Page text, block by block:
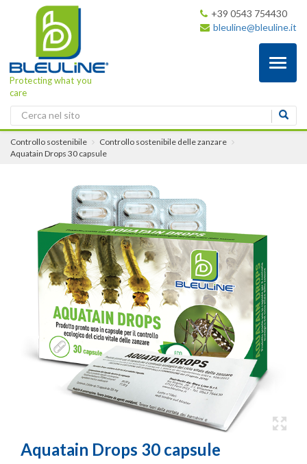
Protecting what you
care
+39 0543 754430
bleuline@bleuline.it
Controllo sostenibile
Controllo sostenibile delle zanzare
Aquatain Drops 30 capsule
Aquatain Drops 30 capsule